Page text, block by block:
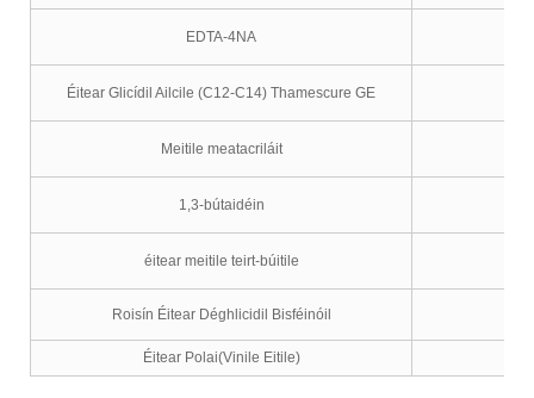
EDTA-4NA
Éitear Glicídil Ailcile (C12-C14) Thamescure GE
Meitile meatacriláit
1,3-bútaidéin
éitear meitile teirt-búitile
Roisín Éitear Déghlicidil Bisféinóil
Éitear Polai(Vinile Eitile)